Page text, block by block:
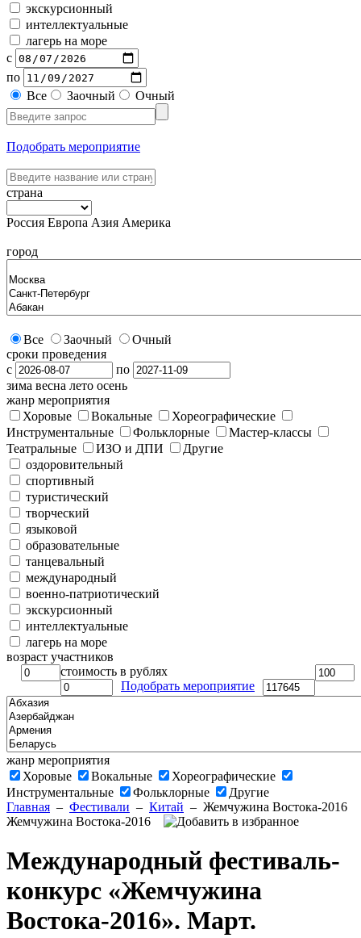
экскурсионный
интеллектуальные
лагерь на море
с
по
Все
Заочный Очный
Подобрать мероприятие
страна
Россия Европа Азия Америка
город
Все Заочный
Очный
сроки проведения
с
по
зима весна лето осень
жанр мероприятия
Хоровые
Вокальные
Хореографические
Инструментальные
Фольклорные
Мастер-классы
Театральные
ИЗО и ДПИ
Другие
оздоровительный
спортивный
туристический
творческий
языковой
образовательные
танцевальный
международный
военно-патриотический
экскурсионный
интеллектуальные
лагерь на море
возраст участников
стоимость в рублях
Подобрать мероприятие
жанр мероприятия
Хоровые
Вокальные
Хореографические
Инструментальные
Фольклорные
Другие
Главная – Фестивали – Китай – Жемчужина Востока-2016
Жемчужина Востока-2016
Международный фестиваль-
конкурс «Жемчужина
Востока-2016». Март.